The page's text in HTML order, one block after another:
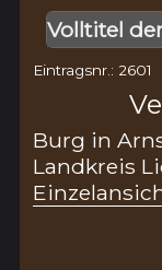
Volltitel
Eintragsnr.: 2601
Burg in
Landkreis